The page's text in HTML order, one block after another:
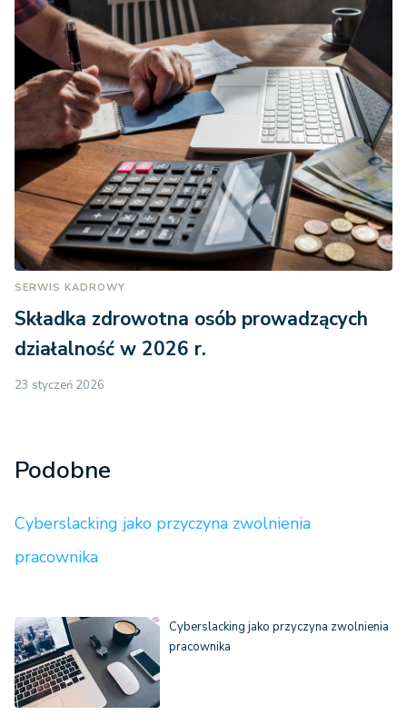
SERWIS KADROWY
Składka zdrowotna osób prowadzących
działalność w 2026 r.
23 styczeń 2026
Podobne
Cyberslacking jako przyczyna zwolnienia
pracownika
Cyberslacking jako przyczyna zwolnienia
pracownika